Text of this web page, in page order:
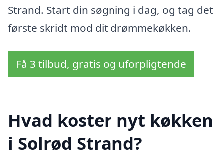
Strand. Start din søgning i dag, og tag det
første skridt mod dit drømmekøkken.
Få 3 tilbud, gratis og uforpligtende
Hvad koster nyt køkken
i Solrød Strand?